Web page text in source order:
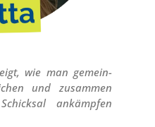
wie man gemein­
und zusam­men
ankämp­fen